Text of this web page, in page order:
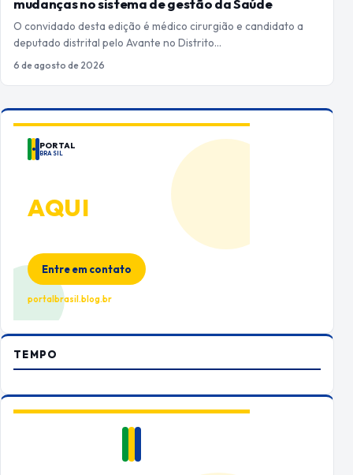
mudanças no sistema de gestão da Saúde
O convidado desta edição é médico cirurgião e candidato a
deputado distrital pelo Avante no Distrito…
6 de agosto de 2026
PORTAL
BRASIL
AQUI
Entre em contato
portalbrasil.blog.br
TEMPO